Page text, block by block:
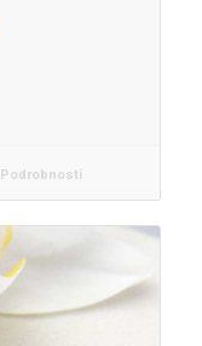
Podrobnosti